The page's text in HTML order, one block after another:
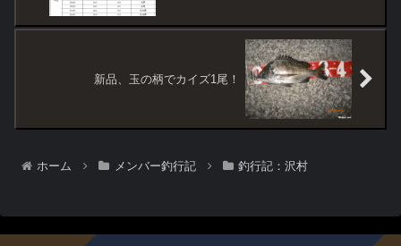
新品、玉の柄でカイズ1尾！
ホーム メンバー釣行記 釣行記：沢村